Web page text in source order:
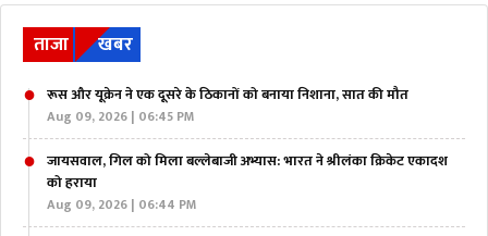
ताजा खबर
रूस और यूक्रेन ने एक दूसरे के ठिकानों को बनाया निशाना, सात की मौत
Aug 09, 2026 | 06:45 PM
जायसवाल, गिल को मिला बल्लेबाजी अभ्यास: भारत ने श्रीलंका क्रिकेट एकादश
को हराया
Aug 09, 2026 | 06:44 PM